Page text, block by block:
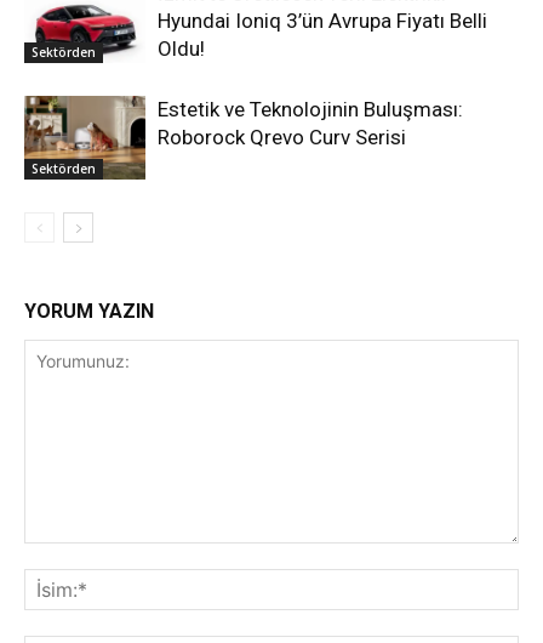
Sektörden
Hyundai Ioniq 3’ün Avrupa Fiyatı Belli
Oldu!
Sektörden
Estetik ve Teknolojinin Buluşması:
Roborock Qrevo Curv Serisi
YORUM YAZIN